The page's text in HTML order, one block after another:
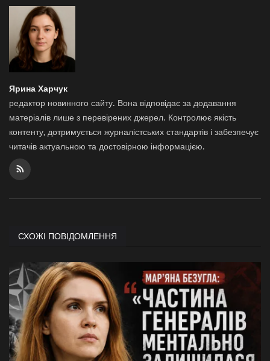
Ярина Харчук
редактор новинного сайту. Вона відповідає за додавання
матеріалів лише з перевірених джерел. Контролює якість
контенту, дотримується журналістських стандартів і забезпечує
читачів актуальною та достовірною інформацією.
СХОЖІ ПОВІДОМЛЕННЯ